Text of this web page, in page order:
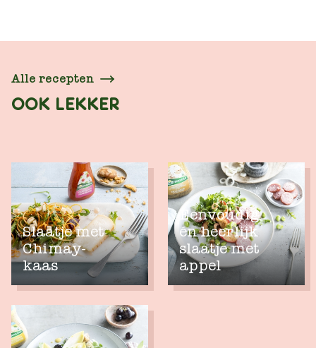
OOK LEKKER
Alle recepten
Slaatje met
Chimay-
kaas
Eenvoudig
én heerlijk
slaatje met
appel